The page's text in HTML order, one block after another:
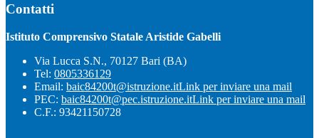
Contatti
Istituto Comprensivo Statale Aristide Gabelli
Via Lucca S.N., 70127 Bari (BA)
Tel: 0805336129
Email: baic84200t@istruzione.itLink per inviare una mail
PEC: baic84200t@pec.istruzione.itLink per inviare una mail
C.F.: 93421150728